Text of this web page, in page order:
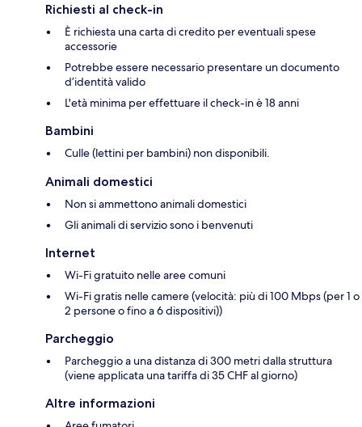
Richiesti al check-in
È richiesta una carta di credito per eventuali spese
accessorie
Potrebbe essere necessario presentare un documento
d’identità valido
L'età minima per effettuare il check-in è 18 anni
Bambini
Culle (lettini per bambini) non disponibili.
Animali domestici
Non si ammettono animali domestici
Gli animali di servizio sono i benvenuti
Internet
Wi-Fi gratuito nelle aree comuni
Wi-Fi gratis nelle camere (velocità: più di 100 Mbps (per 1 o
2 persone o fino a 6 dispositivi))
Parcheggio
Parcheggio a una distanza di 300 metri dalla struttura
(viene applicata una tariffa di 35 CHF al giorno)
Altre informazioni